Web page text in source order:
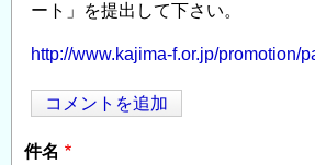
ート」を提出して下さい。
http://www.kajima-f.or.jp/promotion/
コメントを追加
件名